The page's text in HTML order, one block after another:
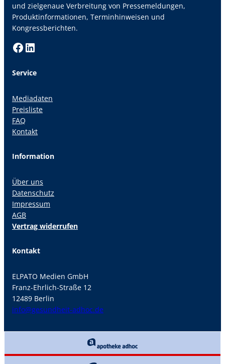
und zielgenaue Verbreitung von Pressemeldungen,
Produktinformationen, Terminhinweisen und
Kongressberichten.
Facebook LinkedIn
Service
Mediadaten
Preisliste
FAQ
Kontakt
Information
Über uns
Datenschutz
Impressum
AGB
Vertrag widerrufen
Kontakt
ELPATO Medien GmbH
Franz-Ehrlich-Straße 12
12489 Berlin
info@gesundheit-adhoc.de